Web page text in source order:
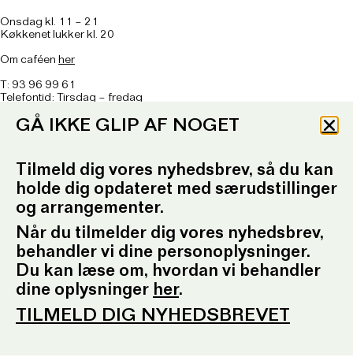
Onsdag kl. 11 – 21
Køkkenet lukker kl. 20
Om caféen her
T: 93 96 99 61
Telefontid: Tirsdag – fredag
kl. 10.30-12.30 og kl. 16.30-17.30
Presserum
Pressemeddelelser
Presseansvarlig
Fotobestilling
Sociale medier
Facebook
Instagram
GÅ IKKE GLIP AF NOGET
Tilmeld dig vores nyhedsbrev, så du kan
holde dig opdateret med særudstillinger
og arrangementer.
Når du tilmelder dig vores nyhedsbrev,
behandler vi dine personoplysninger.
Du kan læse om, hvordan vi behandler
dine oplysninger her.
TILMELD DIG NYHEDSBREVET